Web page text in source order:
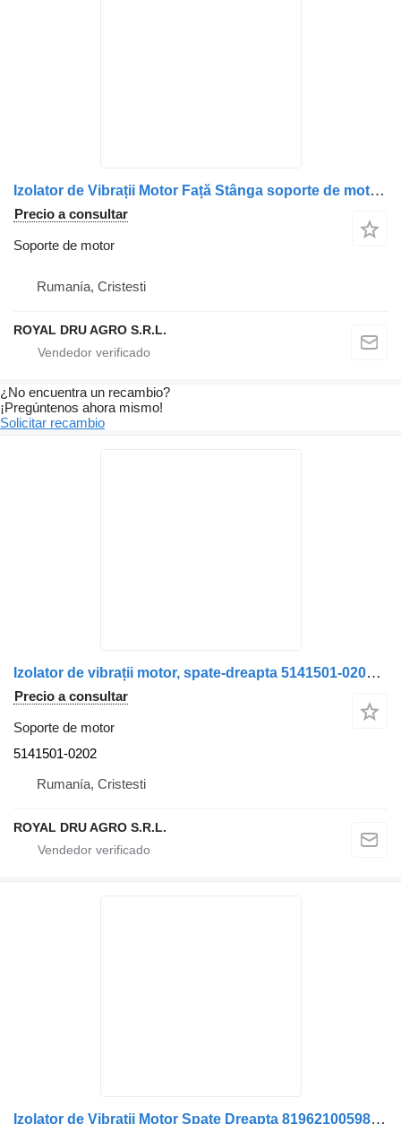
Izolator de Vibrații Motor Față Stânga soporte de motor para MAN 81962100571, 81962100577, 81962100562 camión
Precio a consultar
Soporte de motor
Rumanía, Cristesti
ROYAL DRU AGRO S.R.L.
¿No encuentra un recambio?
¡Pregúntenos ahora mismo!
Solicitar recambio
Izolator de vibrații motor, spate-dreapta 5141501-0202 soporte de motor para MAN camión
Precio a consultar
Soporte de motor
5141501-0202
Rumanía, Cristesti
ROYAL DRU AGRO S.R.L.
Izolator de Vibrații Motor Spate Dreapta 81962100598 soporte de motor para MAN Cod 81962100598 / 81962100582 / 810962100583 camión